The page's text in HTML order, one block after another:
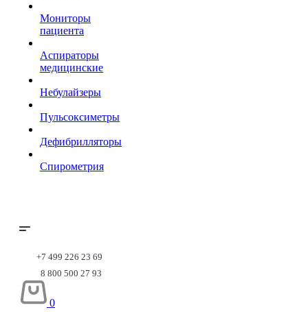
Мониторы
пациента
Аспираторы
медицинские
Небулайзеры
Пульсоксиметры
Дефибрилляторы
Спирометрия
+7 499 226 23 69
8 800 500 27 93
0